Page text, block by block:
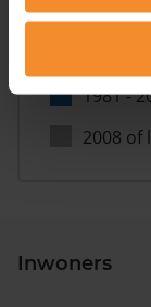
T/m
1981 -
2008 of
Inwoners